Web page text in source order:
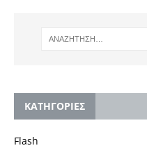
KΑΤΗΓΟΡΙΕΣ
Flash